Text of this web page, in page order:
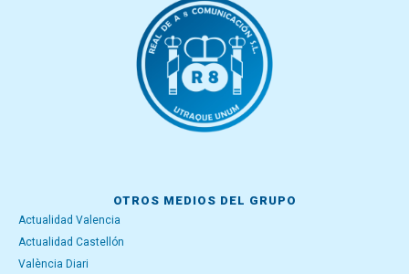
OTROS MEDIOS DEL GRUPO
Actualidad Valencia
Actualidad Castellón
València Diari